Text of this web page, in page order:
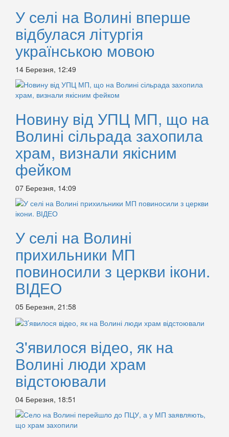
У селі на Волині вперше
відбулася літургія
українською мовою
14 Березня, 12:49
Новину від УПЦ МП, що на
Волині сільрада захопила
храм, визнали якісним
фейком
07 Березня, 14:09
У селі на Волині
прихильники МП
повиносили з церкви ікони.
ВІДЕО
05 Березня, 21:58
З'явилося відео, як на
Волині люди храм
відстоювали
04 Березня, 18:51